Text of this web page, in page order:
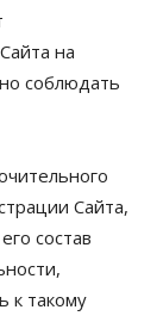
на
соблюдать
Сайта,
состав
к такому